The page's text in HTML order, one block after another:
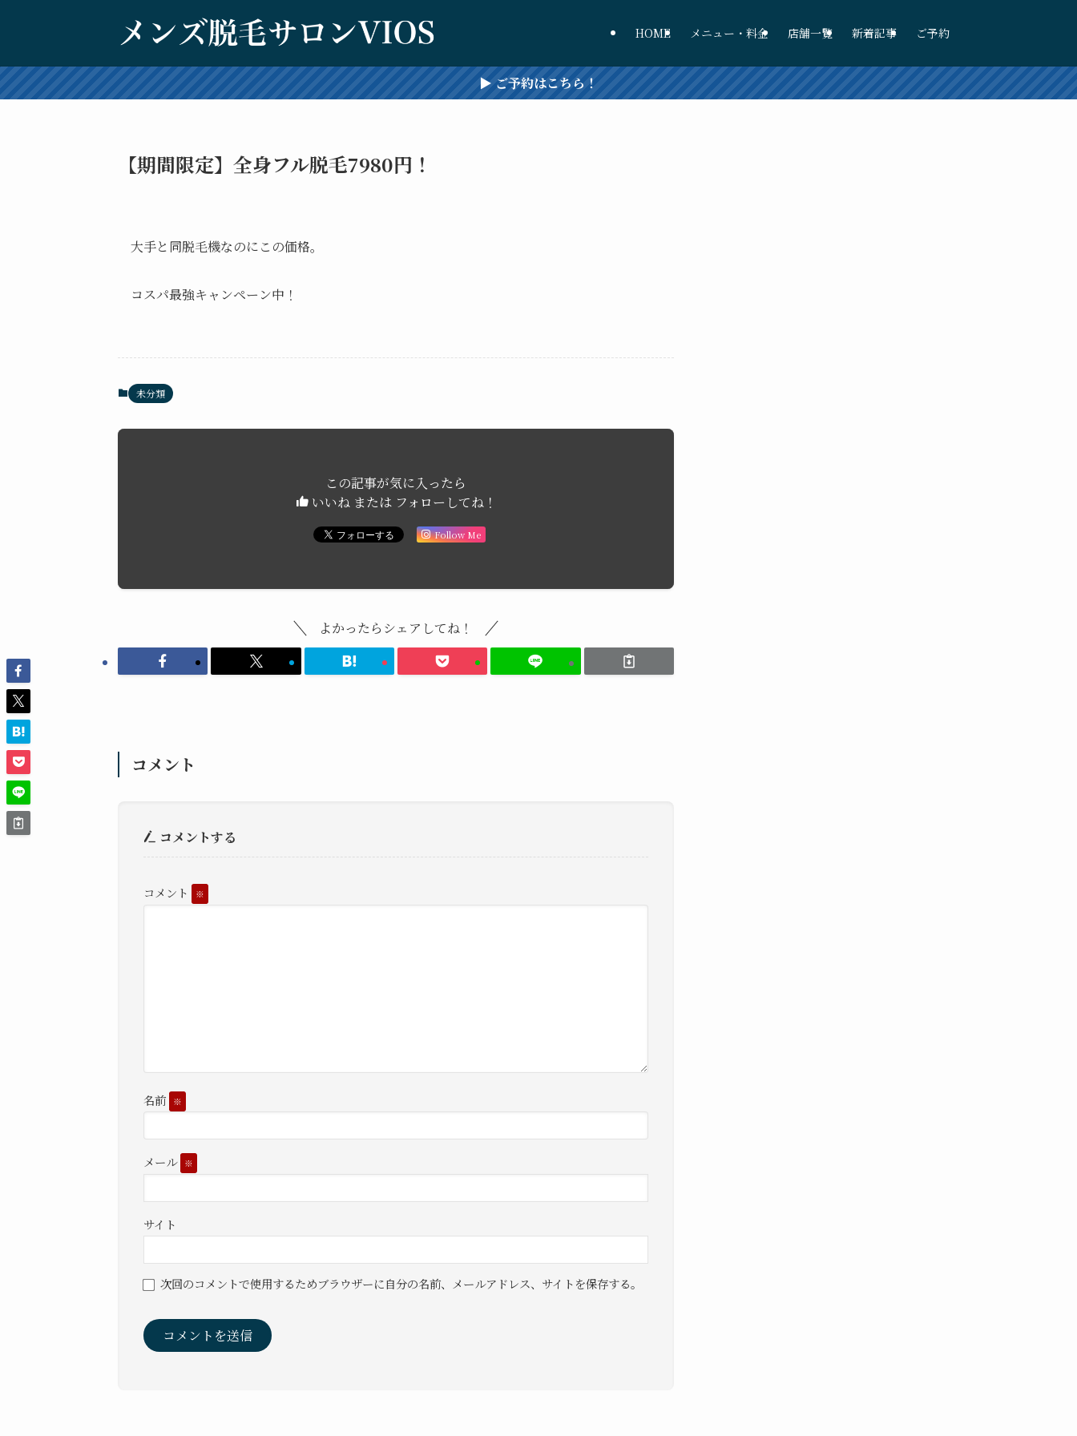
HOME メニュー・料金 店舗一覧 新着記事 ご予約
▶︎ ご予約はこちら！
【期間限定】全身フル脱毛7980円！
大手と同脱毛機なのにこの価格。
コスパ最強キャンペーン中！
未分類
この記事が気に入ったら
いいね または フォローしてね！
Follow Me
よかったらシェアしてね！
コメント
コメントする
コメント ※
名前 ※
メール ※
サイト
次回のコメントで使用するためブラウザーに自分の名前、メールアドレス、サイトを保存する。